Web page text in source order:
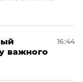
важного
16:44